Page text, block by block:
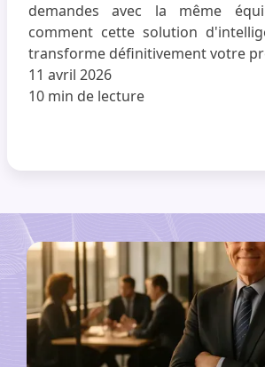
demandes avec la même
comment cette solution
transforme définitivement votre
11 avril 2026
10 min de lecture